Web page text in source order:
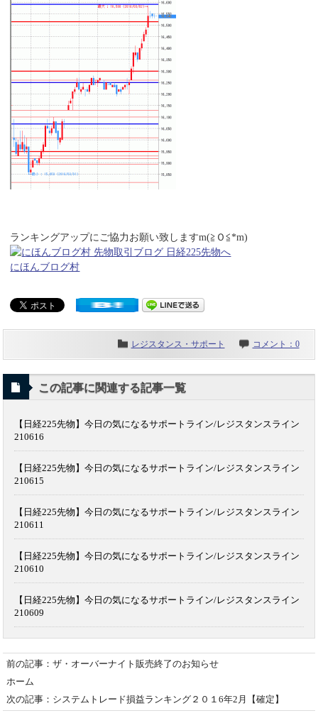
ランキングアップにご協力お願い致しますm(≧Ｏ≦*m)
にほんブログ村
レジスタンス・サポート コメント：0
この記事に関連する記事一覧
【日経225先物】今日の気になるサポートライン/レジスタンスライン
210616
【日経225先物】今日の気になるサポートライン/レジスタンスライン
210615
【日経225先物】今日の気になるサポートライン/レジスタンスライン
210611
【日経225先物】今日の気になるサポートライン/レジスタンスライン
210610
【日経225先物】今日の気になるサポートライン/レジスタンスライン
210609
前の記事：ザ・オーバーナイト販売終了のお知らせ
ホーム
次の記事：システムトレード損益ランキング２０１6年2月【確定】